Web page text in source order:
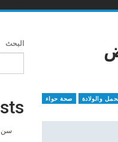
والولادة صحة حواء
البحث
سن